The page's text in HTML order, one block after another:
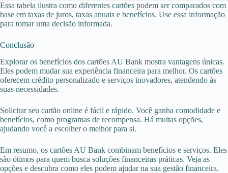
Essa tabela ilustra como diferentes cartões podem ser comparados com
base em taxas de juros, taxas anuais e benefícios. Use essa informação
para tomar uma decisão informada.
Conclusão
Explorar os benefícios dos cartões AU Bank mostra vantagens únicas.
Eles podem mudar sua experiência financeira para melhor. Os cartões
oferecem crédito personalizado e serviços inovadores, atendendo às
suas necessidades.
Solicitar seu cartão online é fácil e rápido. Você ganha comodidade e
benefícios, como programas de recompensa. Há muitas opções,
ajudando você a escolher o melhor para si.
Em resumo, os cartões AU Bank combinam benefícios e serviços. Eles
são ótimos para quem busca soluções financeiras práticas. Veja as
opções e descubra como eles podem ajudar na sua gestão financeira.